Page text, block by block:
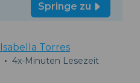
Springe zu
Isabella Torres
• 4x-Minuten Lesezeit